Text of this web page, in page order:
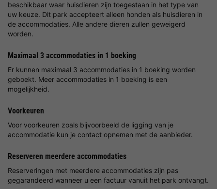
beschikbaar waar huisdieren zijn toegestaan in het type van
uw keuze. Dit park accepteert alleen honden als huisdieren in
de accommodaties. Alle andere dieren zullen geweigerd
worden.
Maximaal 3 accommodaties in 1 boeking
Er kunnen maximaal 3 accommodaties in 1 boeking worden
geboekt. Meer accommodaties in 1 boeking is een
mogelijkheid.
Voorkeuren
Voor voorkeuren zoals bijvoorbeeld de ligging van je
accommodatie kun je contact opnemen met de aanbieder.
Reserveren meerdere accommodaties
Reserveringen met meerdere accommodaties zijn pas
gegarandeerd wanneer u een factuur vanuit het park ontvangt.